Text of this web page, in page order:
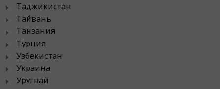
Таджикистан
Тайвань
Танзания
Турция
Узбекистан
Украина
Уругвай